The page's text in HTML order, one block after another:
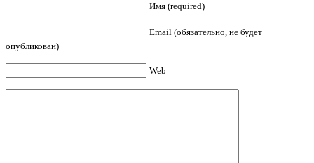
Имя (required)
Email (обязательно, не будет
опубликован)
Web